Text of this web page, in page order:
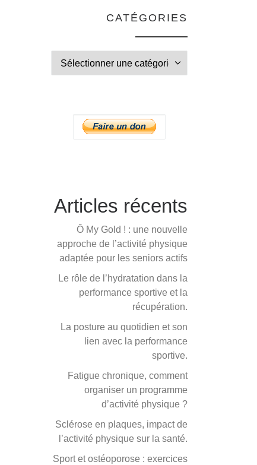
CATÉGORIES
Articles récents
Ô My Gold ! : une nouvelle
approche de l’activité physique
adaptée pour les seniors actifs
Le rôle de l’hydratation dans la
performance sportive et la
récupération.
La posture au quotidien et son
lien avec la performance
sportive.
Fatigue chronique, comment
organiser un programme
d’activité physique ?
Sclérose en plaques, impact de
l’activité physique sur la santé.
Sport et ostéoporose : exercices